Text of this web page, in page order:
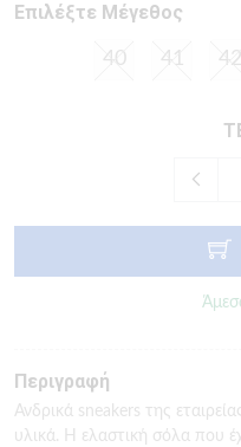
Eπιλέξτε Μέγεθος
40 41 42
Περιγραφή
Ανδρικά sneakers της
υλικά. Η ελαστική σόλα που